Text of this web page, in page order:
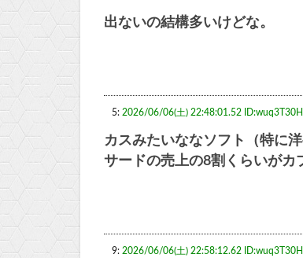
出ないの結構多いけどな。
5: 2026/06/06(土) 22:48:01.52
カスみたいななソフト（特に
サードの売上の8割くらいがカ
9: 2026/06/06(土) 22:58:12.62